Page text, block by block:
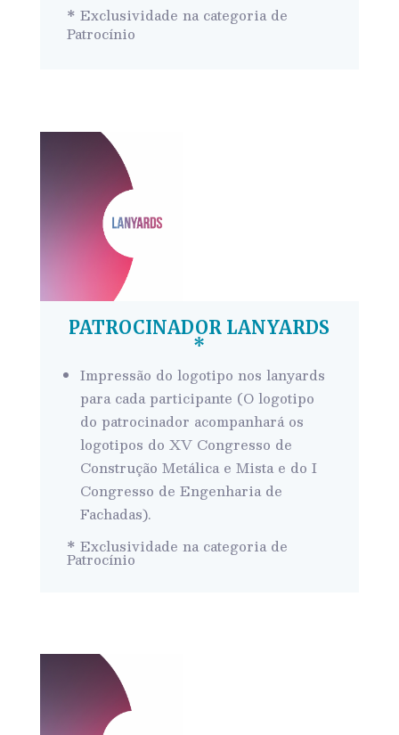
* Exclusividade na categoria de
Patrocínio
PATROCINADOR LANYARDS
*
Impressão do logotipo nos lanyards
para cada participante (O logotipo
do patrocinador acompanhará os
logotipos do XV Congresso de
Construção Metálica e Mista e do I
Congresso de Engenharia de
Fachadas).
* Exclusividade na categoria de
Patrocínio